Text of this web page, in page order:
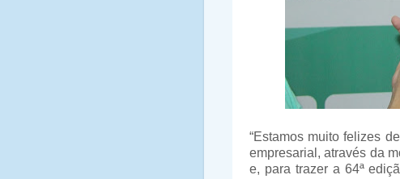
“Estamos muito felizes
empresarial, através da
e, para trazer a 64ª